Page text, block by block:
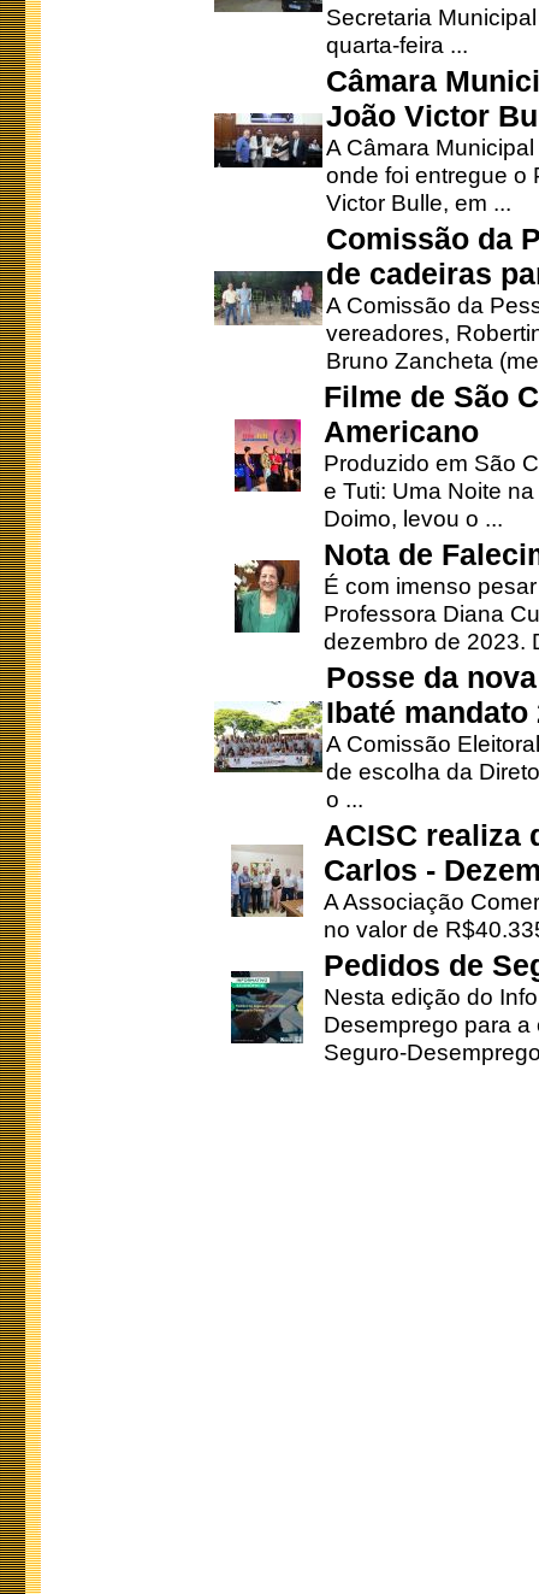
Secretaria
quarta-feira ...
Câmara
João Victor
A Câmara
onde foi entregue o
Victor Bulle, em ...
Comissão da
de cadeiras
A Comissão da
vereadores,
Bruno Zancheta
Filme de São
Americano
Produzido em São
e Tuti: Uma Noite
Doimo, levou o ...
Nota de
É com imenso
Professora Diana
dezembro de 2023.
Posse da
Ibaté mandato
A Comissão
de escolha da
o ...
ACISC realiza
Carlos -
A Associação
no valor de
Pedidos de
Nesta edição do
Desemprego para
Seguro-